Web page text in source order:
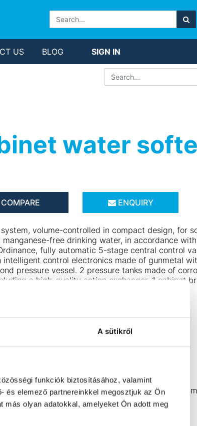
A sütikről
funkciók biztosításához, valamint
és elemező partnereinkkel megosztjuk az Ön
más olyan adatokkal, amelyeket Ön adott meg
US BLOG SIGN IN
water
COMPARE ENQUIRY
system, volume-controlled in compact design, for
manganese-free drinking water, in accordance
fully automatic 5-stage central control
intelligent control electronics made of gunmetal
pressure vessel. 2 pressure tanks made of
a high-quality cation exchanger. 1 cabinet
flow rate: 1.9 m³/h at 1.6 bar pressure loss
temperature: 5 to 40°C
of housing: approx. W 585 x D 555 x H 622
connection: 230 V 50 Hz
R 1’
water connection R ½’